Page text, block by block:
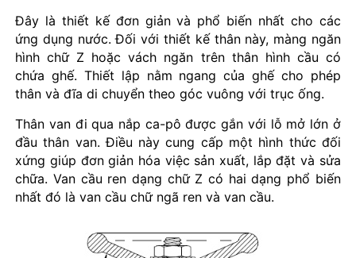
Đây là thiết kế đơn giản và phổ biến nhất cho các
ứng dụng nước. Đối với thiết kế thân này, màng ngăn
hình chữ Z hoặc vách ngăn trên thân hình cầu có
chứa ghế. Thiết lập nằm ngang của ghế cho phép
thân và đĩa di chuyển theo góc vuông với trục ống.
Thân van đi qua nắp ca-pô được gắn với lỗ mở lớn ở
đầu thân van. Điều này cung cấp một hình thức đối
xứng giúp đơn giản hóa việc sản xuất, lắp đặt và sửa
chữa. Van cầu ren dạng chữ Z có hai dạng phổ biến
nhất đó là van cầu chữ ngã ren và van cầu.